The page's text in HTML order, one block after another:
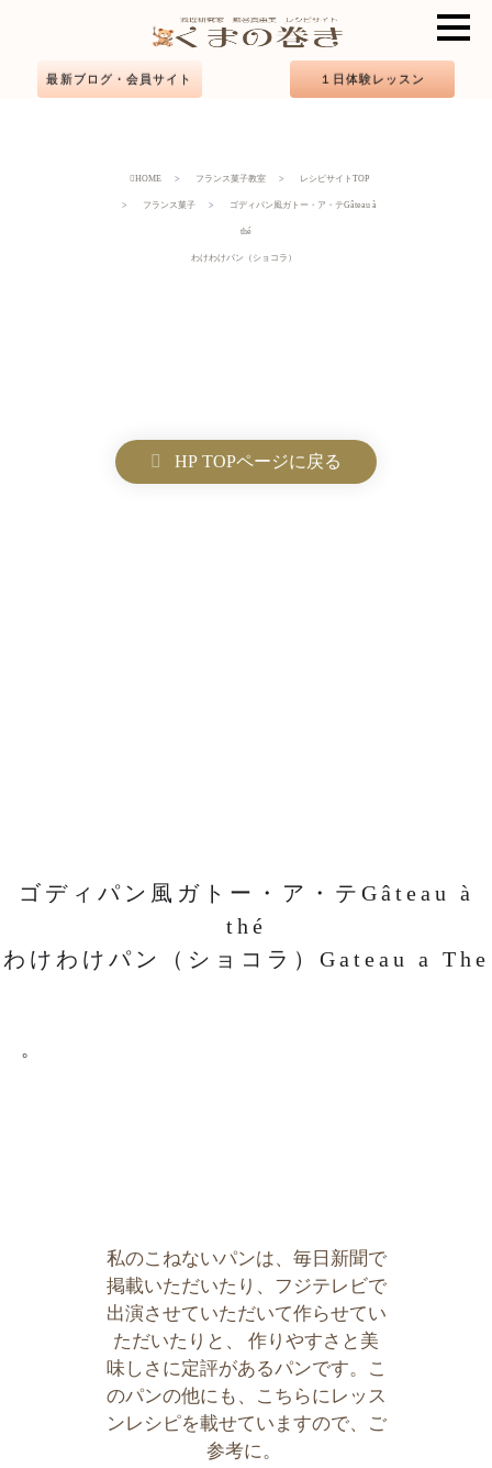
１日体験レッスン
最新ブログ・会員サイト
HOME フランス菓子教室 レシピサイトTOP
フランス菓子 ゴディパン風ガトー・ア・テGâteau à
thé
わけわけパン（ショコラ）
HP TOPページに戻る
ゴディパン風ガトー・ア・テGâteau à
thé
わけわけパン（ショコラ）Gateau a The
。
私のこねないパンは、毎日新聞で
掲載いただいたり、フジテレビで
出演させていただいて作らせてい
ただいたりと、 作りやすさと美
味しさに定評があるパンです。こ
のパンの他にも、こちらにレッス
ンレシピを載せていますので、ご
参考に。